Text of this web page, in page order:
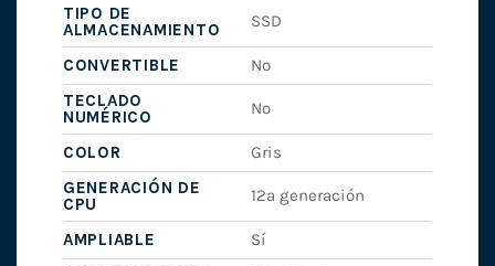
TIPO DE
ALMACENAMIENTO
SSD
CONVERTIBLE
No
TECLADO
NUMÉRICO
No
COLOR
Gris
GENERACIÓN DE
CPU
12ª generación
AMPLIABLE
Sí